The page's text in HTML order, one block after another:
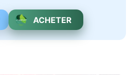
ACHETER